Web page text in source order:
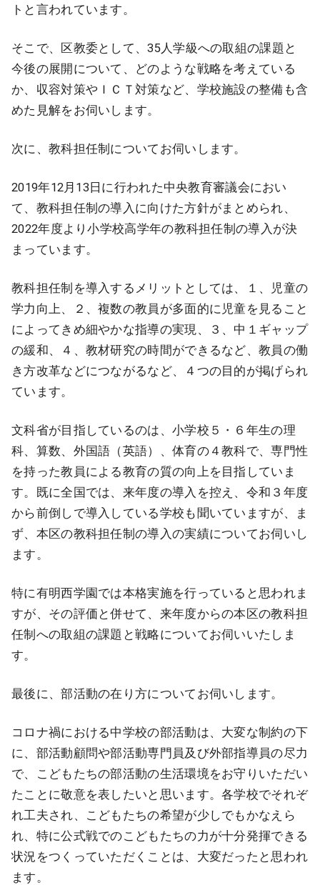
トと言われています。
そこで、区教委として、35人学級への取組の課題と
今後の展開について、どのような戦略を考えている
か、収容対策やＩＣＴ対策など、学校施設の整備も含
めた見解をお伺いします。
次に、教科担任制についてお伺いします。
2019年12月13日に行われた中央教育審議会におい
て、教科担任制の導入に向けた方針がまとめられ、
2022年度より小学校高学年の教科担任制の導入が決
まっています。
教科担任制を導入するメリットとしては、１、児童の
学力向上、２、複数の教員が多面的に児童を見ること
によってきめ細やかな指導の実現、３、中１ギャップ
の緩和、４、教材研究の時間ができるなど、教員の働
き方改革などにつながるなど、４つの目的が掲げられ
ています。
文科省が目指しているのは、小学校５・６年生の理
科、算数、外国語（英語）、体育の４教科で、専門性
を持った教員による教育の質の向上を目指していま
す。既に全国では、来年度の導入を控え、令和３年度
から前倒しで導入している学校も聞いていますが、ま
ず、本区の教科担任制の導入の実績についてお伺いし
ます。
特に有明西学園では本格実施を行っていると思われま
すが、その評価と併せて、来年度からの本区の教科担
任制への取組の課題と戦略についてお伺いいたしま
す。
最後に、部活動の在り方についてお伺いします。
コロナ禍における中学校の部活動は、大変な制約の下
に、部活動顧問や部活動専門員及び外部指導員の尽力
で、こどもたちの部活動の生活環境をお守りいただい
たことに敬意を表したいと思います。各学校でそれぞ
れ工夫され、こどもたちの希望が少しでもかなえら
れ、特に公式戦でのこどもたちの力が十分発揮できる
状況をつくっていただくことは、大変だったと思われ
ます。